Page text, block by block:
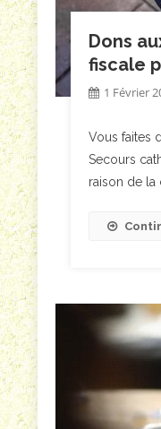
Dons
fiscale
1 Février
Vous faites
Secours
raison de la